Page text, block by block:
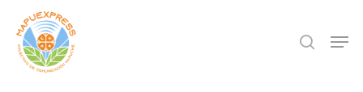
Skip
main
search
Close